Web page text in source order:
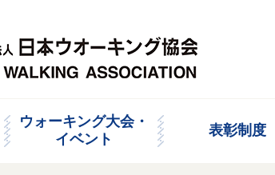
ウォーキング大会・
イベント
表彰制度